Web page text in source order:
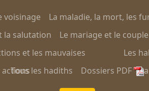
voisinage La maladie, la mort, les
la salutation Le mariage et le couple
et les mauvaises
actions
Les
Tous les hadiths Dossiers PDF